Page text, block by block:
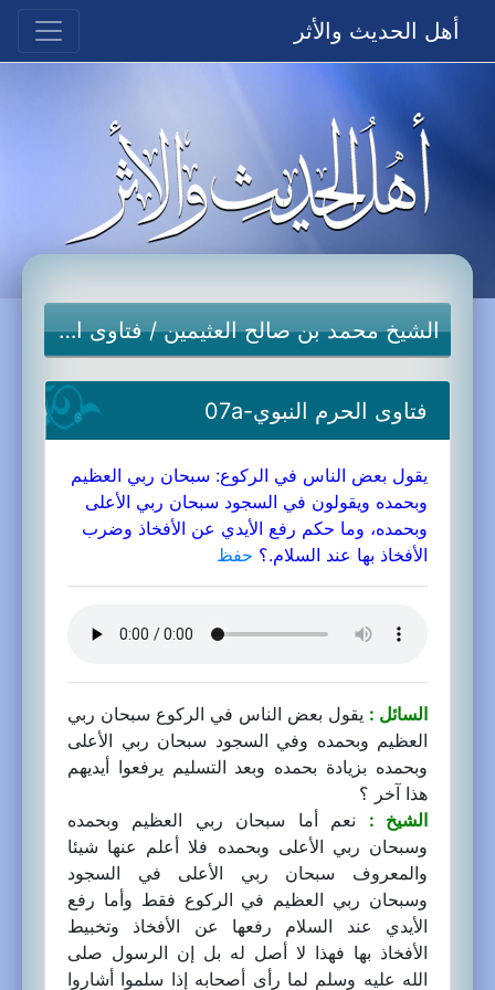
أهل الحديث والأثر
الشيخ محمد بن صالح العثيمين/فتاوى الحرم النبوي
فتاوى الحرم النبوي-07a
يقول بعض الناس في الركوع: سبحان ربي العظيم
وبحمده ويقولون في السجود سبحان ربي الأعلى
وبحمده، وما حكم رفع الأيدي عن الأفخاذ وضرب
الأفخاذ بها عند السلام.؟ حفظ
السائل : يقول بعض الناس في الركوع سبحان ربي
العظيم وبحمده وفي السجود سبحان ربي الأعلى
وبحمده بزيادة بحمده وبعد التسليم يرفعوا أيديهم
هذا آخر ؟
الشيخ : نعم أما سبحان ربي العظيم وبحمده
وسبحان ربي الأعلى وبحمده فلا أعلم عنها شيئا
والمعروف سبحان ربي الأعلى في السجود
وسبحان ربي العظيم في الركوع فقط وأما رفع
الأيدي عند السلام رفعها عن الأفخاذ وتخبيط
الأفخاذ بها فهذا لا أصل له بل إن الرسول صلى
الله عليه وسلم لما رأى أصحابه إذا سلموا أشاروا